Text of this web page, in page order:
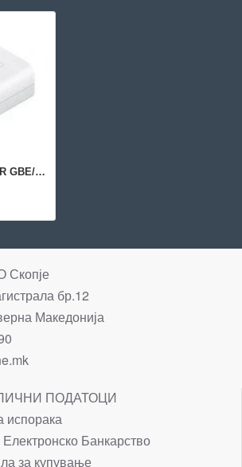
NET POE ADAPTER GBE/POE-24-7W-G-WH UBIQUITI
бр.12
Македонија
ПОДАТОЦИ
Банкарство
за купување